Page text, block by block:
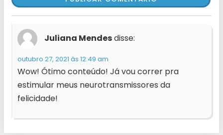
Juliana Mendesdisse:
outubro 27, 2021 às 12:49 am
Wow! Ótimo conteúdo! Já vou correr pra
estimular meus neurotransmissores da
felicidade!